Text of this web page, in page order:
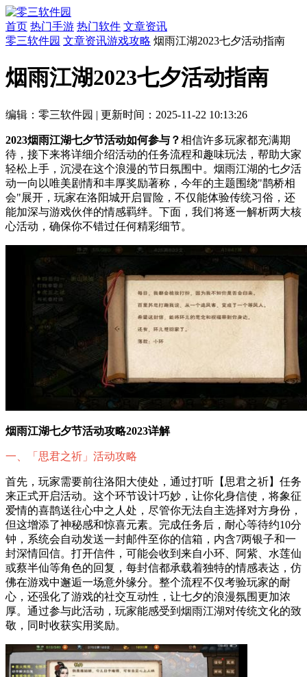
首页 热门手游 热门软件 文章资讯
零三软件园 文章资讯游戏攻略 烟雨江湖2023七夕活动指南
烟雨江湖2023七夕活动指南
编辑：零三软件园 | 更新时间：2025-11-22 10:13:26
2023烟雨江湖七夕节活动如何参与？相信许多玩家都充满期
待，接下来将详细介绍活动的任务流程和趣味玩法，帮助大家
轻松上手，沉浸在这个浪漫的节日氛围中。烟雨江湖的七夕活
动一向以唯美剧情和丰厚奖励著称，今年的主题围绕"鹊桥相
会"展开，玩家在洛阳城开启冒险，不仅能体验传统习俗，还
能加深与游戏伙伴的情感羁绊。下面，我们将逐一解析两大核
心活动，确保你不错过任何精彩细节。
烟雨江湖七夕节活动攻略2023详解
一、「思君之祈」活动攻略
首先，玩家需要前往洛阳大使处，通过打听【思君之祈】任务
来正式开启活动。这个环节设计巧妙，让你化身信使，将象征
爱情的喜鹊送往心中之人处，尽管你无法自主选择对方身份，
但这增添了神秘感和惊喜元素。完成任务后，耐心等待约10分
钟，系统会自动发送一封邮件至你的信箱，内含7两银子和一
封深情回信。打开信件，可能会收到来自小环、阿紫、水莲仙
或蔡半仙等角色的回复，每封信都承载着独特的情感表达，仿
佛在游戏中邂逅一场意外缘分。整个流程不仅考验玩家的耐
心，还强化了游戏的社交互动性，让七夕的浪漫氛围更加浓
厚。通过参与此活动，玩家能感受到烟雨江湖对传统文化的致
敬，同时收获实用奖励。